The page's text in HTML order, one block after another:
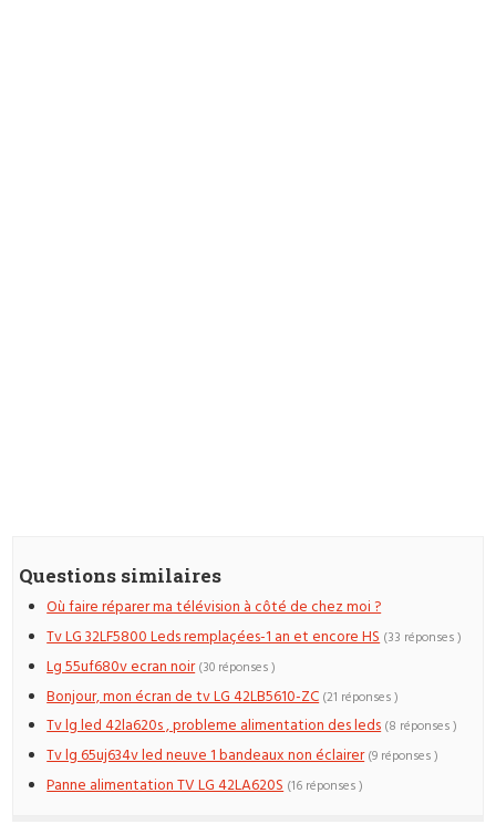
Questions similaires
Où faire réparer ma télévision à côté de chez moi ?
Tv LG 32LF5800 Leds remplaçées-1 an et encore HS (33 réponses )
Lg 55uf680v ecran noir (30 réponses )
Bonjour, mon écran de tv LG 42LB5610-ZC (21 réponses )
Tv lg led 42la620s , probleme alimentation des leds (8 réponses )
Tv lg 65uj634v led neuve 1 bandeaux non éclairer (9 réponses )
Panne alimentation TV LG 42LA620S (16 réponses )